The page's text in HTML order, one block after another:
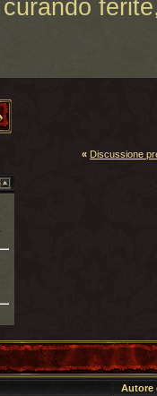
curando
« Discussione
Autore